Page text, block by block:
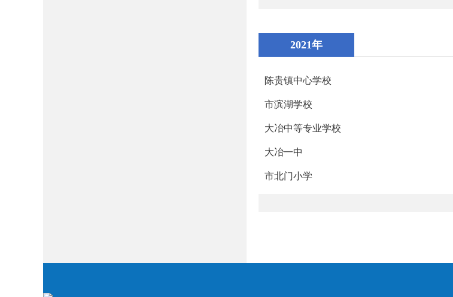
2021年
陈贵镇中心学校
市滨湖学校
大冶中等专业学校
大冶一中
市北门小学